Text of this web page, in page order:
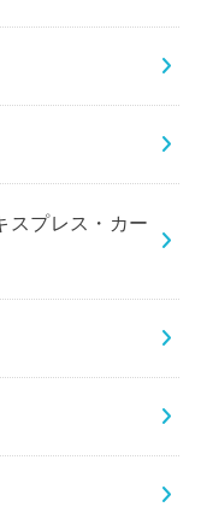
スプレス・カー